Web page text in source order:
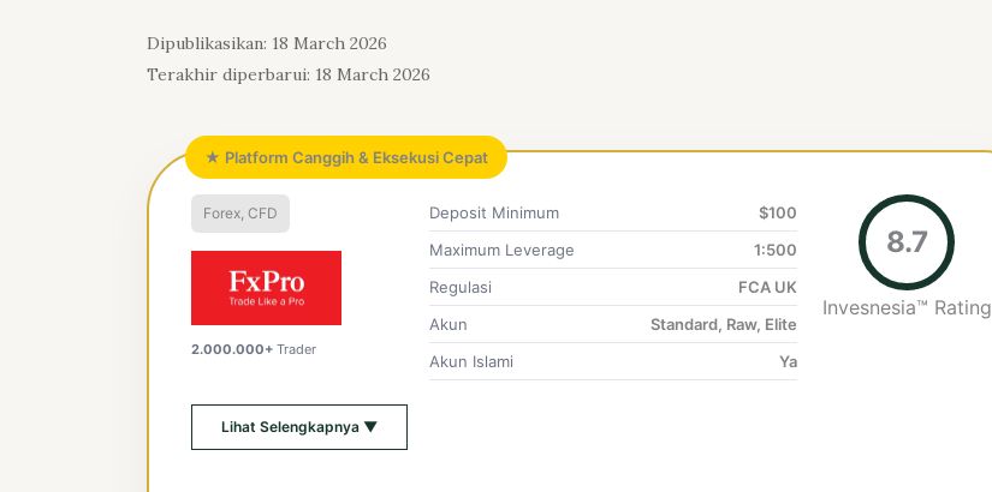
Dipublikasikan: 18 March 2026
Terakhir diperbarui: 18 March 2026
★ Platform Canggih & Eksekusi Cepat
Forex, CFD
2.000.000+Trader
Deposit Minimum
$100
Maximum Leverage
1:500
Regulasi
FCA UK
Akun
Standard, Raw, Elite
Akun Islami
Ya
8.7
Invesnesia™ Rating
Lihat Selengkapnya ▼